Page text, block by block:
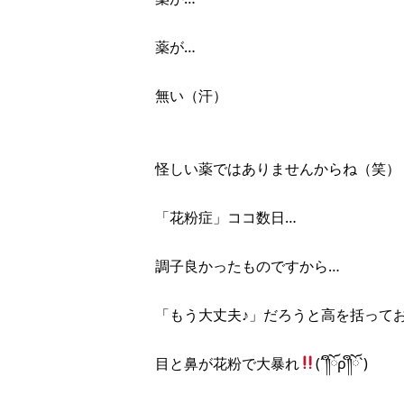
薬が…
無い（汗）
怪しい薬ではありませんからね（笑）
「花粉症」ココ数日…
調子良かったものですから…
「もう大丈夫♪」だろうと高を括って
目と鼻が花粉で大暴れ (´༎ຶོρ༎ຶོ`)